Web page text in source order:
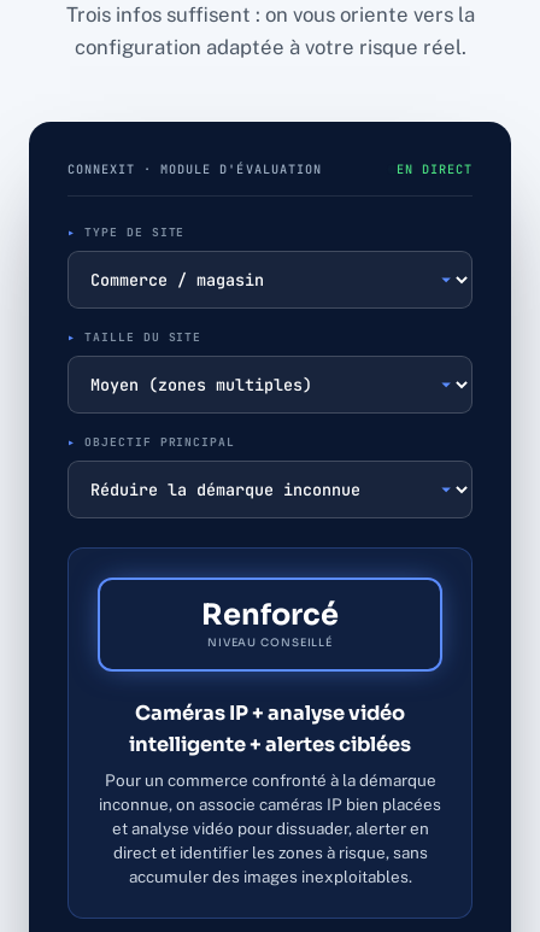
Trois infos suffisent : on vous oriente vers la
configuration adaptée à votre risque réel.
CONNEXIT · MODULE D'ÉVALUATION EN DIRECT
TYPE DE SITE
TAILLE DU SITE
OBJECTIF PRINCIPAL
Renforcé
NIVEAU CONSEILLÉ
Caméras IP + analyse vidéo
intelligente + alertes ciblées
Pour un commerce confronté à la démarque
inconnue, on associe caméras IP bien placées
et analyse vidéo pour dissuader, alerter en
direct et identifier les zones à risque, sans
accumuler des images inexploitables.